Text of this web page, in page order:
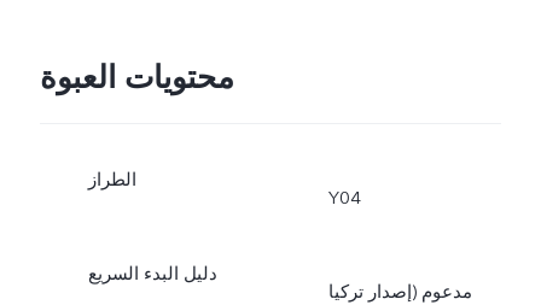
محتويات العبوة
الطراز
Y04
دليل البدء السريع
مدعوم (إصدار تركيا